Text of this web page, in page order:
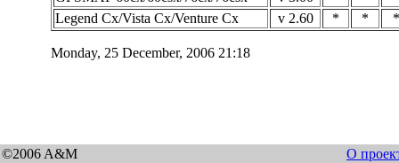
Legend Cx/Vista Cx/Venture Cx
v 2.60 * * *
Monday, 25 December, 2006 21:18
©2006 A&M
О